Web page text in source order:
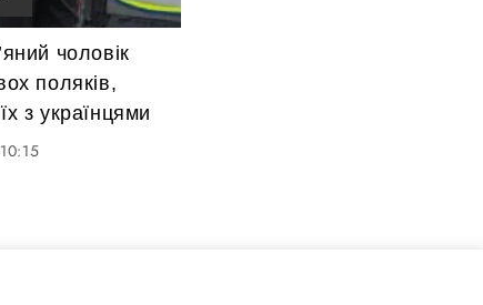
чоловік
поляків,
з українцями